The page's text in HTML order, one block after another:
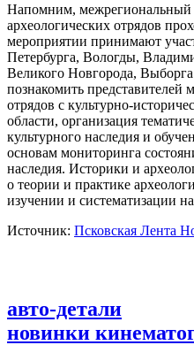
Напомним, межрегиональный
археологических отрядов
мероприятии принимают
Петербурга, Вологды,
Великого Новгорода,
познакомить
отрядов с культурно-
области, организация
культурного наследия и
основам мониторинга
наследия. Историки и
о теории и практике
изучении и систематизации
Источник: Псковская Лента
авто-детали
новинки